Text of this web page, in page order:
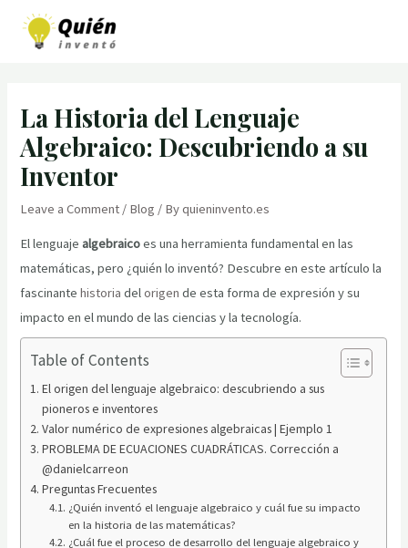
La Historia del Lenguaje
Algebraico: Descubriendo a su
Inventor
Leave a Comment / Blog / Byquieninvento.es
El lenguajealgebraicoes una herramienta fundamental en las
matemáticas, pero ¿quién lo inventó? Descubre en este artículo la
fascinantehistoria delorigen de esta forma de expresión y su
impacto en el mundo de las ciencias y la tecnología.
Table of Contents
El origen del lenguaje algebraico: descubriendo a sus
pioneros e inventores
Valor numérico de expresiones algebraicas | Ejemplo 1
PROBLEMA DE ECUACIONES CUADRÁTICAS. Corrección a
@danielcarreon
Preguntas Frecuentes
¿Quién inventó el lenguaje algebraico y cuál fue su impacto
en la historia de las matemáticas?
¿Cuál fue el proceso de desarrollo del lenguaje algebraico y